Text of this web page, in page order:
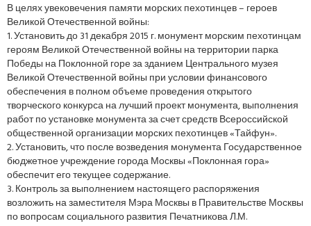
В целях увековечения памяти морских пехотинцев – героев
Великой Отечественной войны:
1. Установить до 31 декабря 2015 г. монумент морским пехотинцам
героям Великой Отечественной войны на территории парка
Победы на Поклонной горе за зданием Центрального музея
Великой Отечественной войны при условии финансового
обеспечения в полном объеме проведения открытого
творческого конкурса на лучший проект монумента, выполнения
работ по установке монумента за счет средств Всероссийской
общественной организации морских пехотинцев «Тайфун».
2. Установить, что после возведения монумента Государственное
бюджетное учреждение города Москвы «Поклонная гора»
обеспечит его текущее содержание.
3. Контроль за выполнением настоящего распоряжения
возложить на заместителя Мэра Москвы в Правительстве Москвы
по вопросам социального развития Печатникова Л.М.